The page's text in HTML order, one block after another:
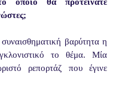
βαρύτητα η
το θέμα. Μία
ρεπορτάζ που έγινε